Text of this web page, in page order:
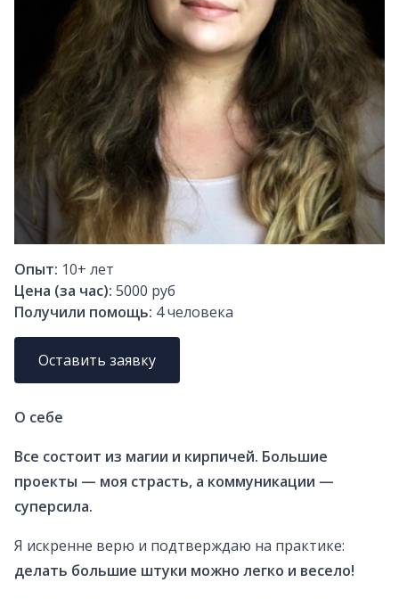
Опыт: 10+ лет
Цена (за час): 5000 руб
Получили помощь: 4человека
Оставить заявку
О себе
Все состоит из магии и кирпичей. Большие
проекты — моя страсть, а коммуникации —
суперсила.
Я искренне верю и подтверждаю на практике:
делать большие штуки можно легко и весело!